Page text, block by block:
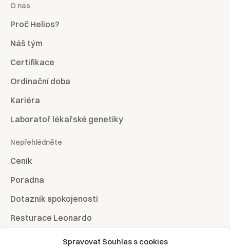
Spravovat Souhlas s cookies
O nás
Proč Helios?
Náš tým
Certifikace
Ordinační doba
Kariéra
Laboratoř lékařské genetiky
Nepřehlédněte
Ceník
Poradna
Dotazník spokojenosti
Resturace Leonardo